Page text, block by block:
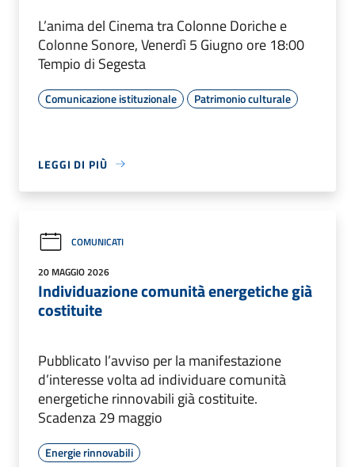
L’anima del Cinema tra Colonne Doriche e
Colonne Sonore, Venerdì 5 Giugno ore 18:00
Tempio di Segesta
Comunicazione istituzionale Patrimonio culturale
LEGGI DI PIÙ
COMUNICATI
20 MAGGIO 2026
Individuazione comunità energetiche già
costituite
Pubblicato l’avviso per la manifestazione
d’interesse volta ad individuare comunità
energetiche rinnovabili già costituite.
Scadenza 29 maggio
Energie rinnovabili